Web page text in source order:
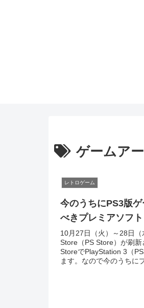
ゲームア
レトロゲーム
今のうちにPS3版
べきプレミアソフト
10月27日（火）～28日
Store（PS Store）が刷
StoreでPlayStation 3（
ます。なので今のうちに